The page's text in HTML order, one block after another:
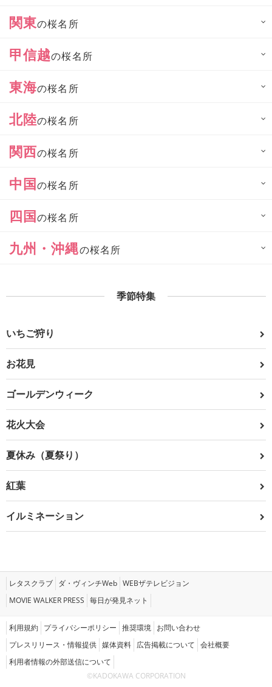
関東の桜名所
甲信越の桜名所
東海の桜名所
北陸の桜名所
関西の桜名所
中国の桜名所
四国の桜名所
九州・沖縄の桜名所
季節特集
いちご狩り
お花見
ゴールデンウィーク
花火大会
夏休み（夏祭り）
紅葉
イルミネーション
レタスクラブ ダ・ヴィンチWeb WEBザテレビジョン
MOVIE WALKER PRESS 毎日が発見ネット
利用規約 プライバシーポリシー 推奨環境 お問い合わせ
プレスリリース・情報提供 媒体資料 広告掲載について 会社概要
利用者情報の外部送信について
©KADOKAWA CORPORATION